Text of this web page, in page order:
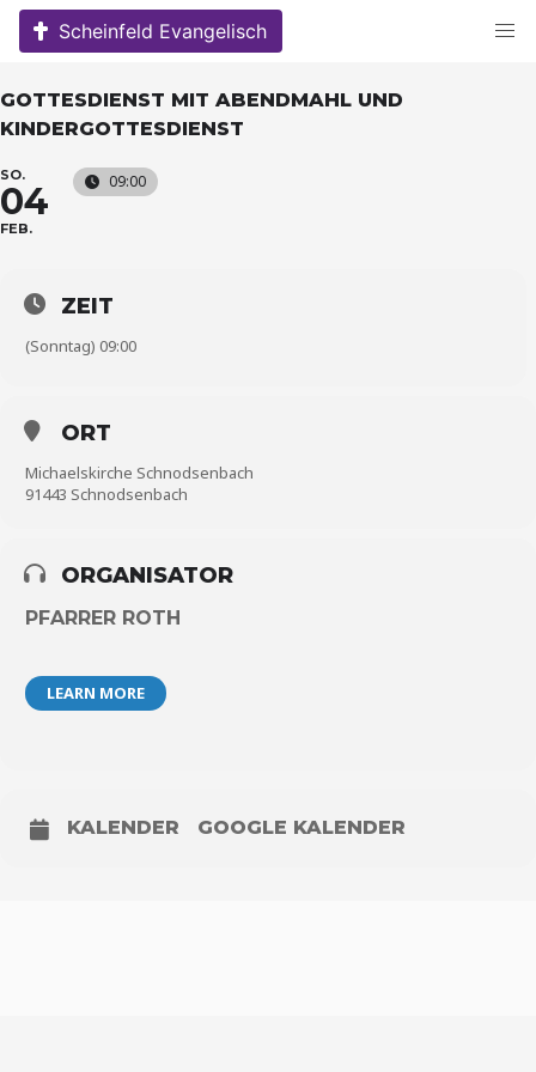
Skip
Scheinfeld Evangelisch
GOTTESDIENST MIT ABENDMAHL UND
KINDERGOTTESDIENST
SO.
04
FEB.
09:00
ZEIT
(Sonntag) 09:00
ORT
Michaelskirche Schnodsenbach
91443 Schnodsenbach
ORGANISATOR
PFARRER ROTH
LEARN MORE
KALENDER GOOGLE KALENDER